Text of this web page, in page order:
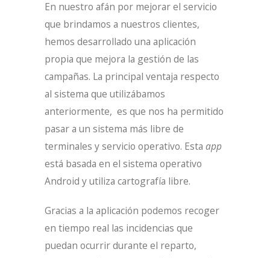
En nuestro afán por mejorar el servicio
que brindamos a nuestros clientes,
hemos desarrollado una aplicación
propia que mejora la gestión de las
campañas. La principal ventaja respecto
al sistema que utilizábamos
anteriormente, es que nos ha permitido
pasar a un sistema más libre de
terminales y servicio operativo. Esta app
está basada en el sistema operativo
Android y utiliza cartografía libre.
Gracias a la aplicación podemos recoger
en tiempo real las incidencias que
puedan ocurrir durante el reparto,